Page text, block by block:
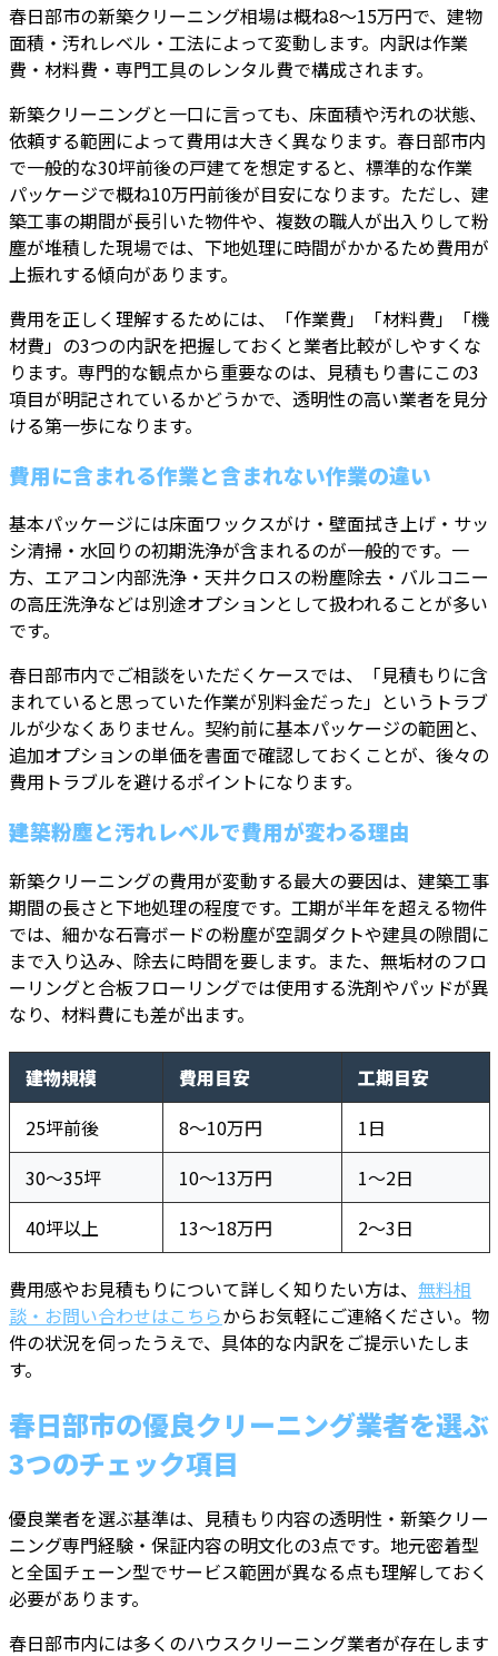
春日部市の新築クリーニング相場は概ね8〜15万円で、建物
面積・汚れレベル・工法によって変動します。内訳は作業
費・材料費・専門工具のレンタル費で構成されます。
新築クリーニングと一口に言っても、床面積や汚れの状態、
依頼する範囲によって費用は大きく異なります。春日部市内
で一般的な30坪前後の戸建てを想定すると、標準的な作業
パッケージで概ね10万円前後が目安になります。ただし、建
築工事の期間が長引いた物件や、複数の職人が出入りして粉
塵が堆積した現場では、下地処理に時間がかかるため費用が
上振れする傾向があります。
費用を正しく理解するためには、「作業費」「材料費」「機
材費」の3つの内訳を把握しておくと業者比較がしやすくな
ります。専門的な観点から重要なのは、見積もり書にこの3
項目が明記されているかどうかで、透明性の高い業者を見分
ける第一歩になります。
費用に含まれる作業と含まれない作業の違い
基本パッケージには床面ワックスがけ・壁面拭き上げ・サッ
シ清掃・水回りの初期洗浄が含まれるのが一般的です。一
方、エアコン内部洗浄・天井クロスの粉塵除去・バルコニー
の高圧洗浄などは別途オプションとして扱われることが多い
です。
春日部市内でご相談をいただくケースでは、「見積もりに含
まれていると思っていた作業が別料金だった」というトラブ
ルが少なくありません。契約前に基本パッケージの範囲と、
追加オプションの単価を書面で確認しておくことが、後々の
費用トラブルを避けるポイントになります。
建築粉塵と汚れレベルで費用が変わる理由
新築クリーニングの費用が変動する最大の要因は、建築工事
期間の長さと下地処理の程度です。工期が半年を超える物件
では、細かな石膏ボードの粉塵が空調ダクトや建具の隙間に
まで入り込み、除去に時間を要します。また、無垢材のフロ
ーリングと合板フローリングでは使用する洗剤やパッドが異
なり、材料費にも差が出ます。
建物規模 費用目安
工期目安
25坪前後
8〜10万円
1日
30〜35坪
10〜13万円
1〜2日
40坪以上
13〜18万円 2〜3日
費用感やお見積もりについて詳しく知りたい方は、 無料相
談・お問い合わせはこちらからお気軽にご連絡ください。物
件の状況を伺ったうえで、具体的な内訳をご提示いたしま
す。
春日部市の優良クリーニング業者を選ぶ
3つのチェック項目
優良業者を選ぶ基準は、見積もり内容の透明性・新築クリー
ニング専門経験・保証内容の明文化の3点です。地元密着型
と全国チェーン型でサービス範囲が異なる点も理解しておく
必要があります。
春日部市内には多くのハウスクリーニング業者が存在します